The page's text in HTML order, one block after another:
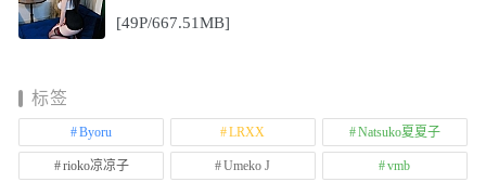
[49P/667.51MB]
标签
Byoru LRXX Natsuko夏夏子
rioko凉凉子 Umeko J vmb